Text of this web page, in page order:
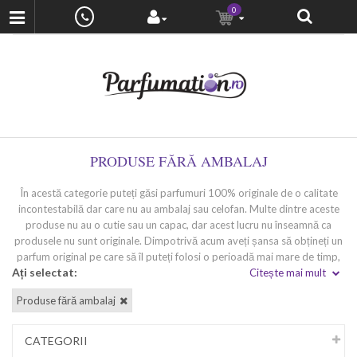
0
PRODUSE FĂRĂ AMBALAJ
În acestă categorie puteți găsi parfumuri 100% originale de o calitate
incontestabilă dar care nu au ambalaj sau celofan. Multe dintre aceste
produse nu au o cutie sau un capac, dar acest lucru nu înseamnă ca
produsele nu sunt originale. Dimpotrivă acum aveți șansa să obțineți un
parfum original pe care să îl puteți folosi o perioadă mai mare de timp,
dar la un preț mult mai mic. Este mai important conținutul unui produs,
pentru că cel mai probabil în momentul în care le terminați, oricum
aruncați ambalajele, sau uneori acest lucru se întâmplă chiar în
parfumurilor tester, Venera Cosmetics vă oferă parfumuri 100%
Citește mai mult
Ați selectat:
Produse fără ambalaj
CATEGORII